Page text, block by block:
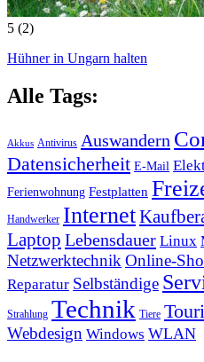
5 (2)
Hühner in Ungarn halten
Alle Tags:
Akkus Antivirus Auswandern
Datensicherheit E-Mail
Ferienwohnung Festplatten
Handwerker Internet
Laptop Lebensdauer Linux
Netzwerktechnik Online-
Reparatur Selbständige
Strahlung Technik Tiere
Webdesign Windows WLAN